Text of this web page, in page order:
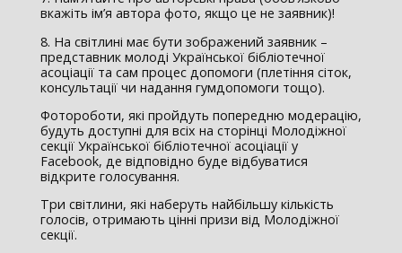
вкажіть ім’я автора фото, якщо це не заявник)!
8. На світлині має бути зображений заявник –
представник молоді Української бібліотечної
асоціації та сам процес допомоги (плетіння сіток,
консультації чи надання гумдопомоги тощо).
Фотороботи, які пройдуть попередню модерацію,
будуть доступні для всіх на сторінці Молодіжної
секції Української бібліотечної асоціації у
Facebook, де відповідно буде відбуватися
відкрите голосування.
Три світлини, які наберуть найбільшу кількість
голосів, отримають цінні призи від Молодіжної
секції.